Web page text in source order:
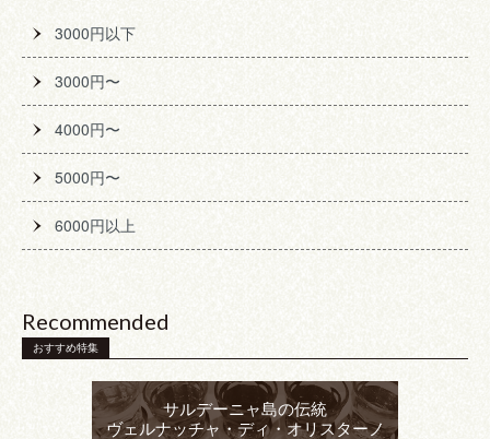
3000円以下
3000円〜
4000円〜
5000円〜
6000円以上
Recommended
おすすめ特集
サルデーニャ島の伝統
ヴェルナッチャ・ディ・オリスターノ